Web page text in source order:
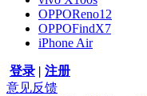
OPPOReno12
OPPOFindX7
iPhone Air
登录 | 注册
意见反馈